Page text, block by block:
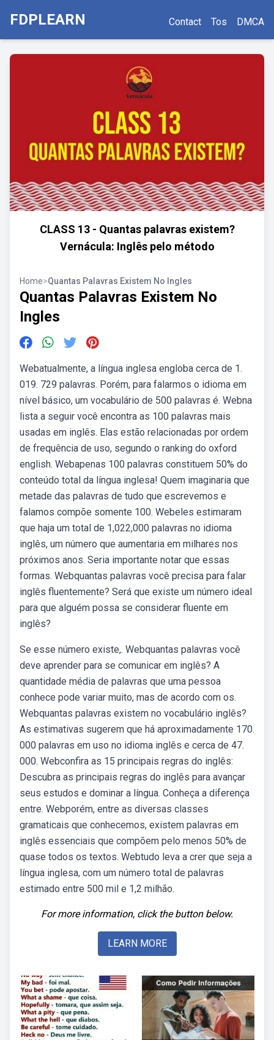
FDPLEARN Contact Tos DMCA
CLASS 13 - Quantas palavras existem?
Vernácula: Inglês pelo método
Home>Quantas Palavras Existem No Ingles
Quantas Palavras Existem No
Ingles
Webatualmente, a língua inglesa engloba cerca de 1.
019. 729 palavras. Porém, para falarmos o idioma em
nível básico, um vocabulário de 500 palavras é. Webna
lista a seguir você encontra as 100 palavras mais
usadas em inglês. Elas estão relacionadas por ordem
de frequência de uso, segundo o ranking do oxford
english. Webapenas 100 palavras constituem 50% do
conteúdo total da língua inglesa! Quem imaginaria que
metade das palavras de tudo que escrevemos e
falamos compõe somente 100. Webeles estimaram
que haja um total de 1,022,000 palavras no idioma
inglês, um número que aumentaria em milhares nos
próximos anos. Seria importante notar que essas
formas. Webquantas palavras você precisa para falar
inglês fluentemente? Será que existe um número ideal
para que alguém possa se considerar fluente em
inglês?
Se esse número existe,. Webquantas palavras você
deve aprender para se comunicar em inglês? A
quantidade média de palavras que uma pessoa
conhece pode variar muito, mas de acordo com os.
Webquantas palavras existem no vocabulário inglês?
As estimativas sugerem que há aproximadamente 170.
000 palavras em uso no idioma inglês e cerca de 47.
000. Webconfira as 15 principais regras do inglês:
Descubra as principais regras do inglês para avançar
seus estudos e dominar a língua. Conheça a diferença
entre. Webporém, entre as diversas classes
gramaticais que conhecemos, existem palavras em
inglês essenciais que compõem pelo menos 50% de
quase todos os textos. Webtudo leva a crer que seja a
língua inglesa, com um número total de palavras
estimado entre 500 mil e 1,2 milhão.
For more information, click the button below.
LEARN MORE